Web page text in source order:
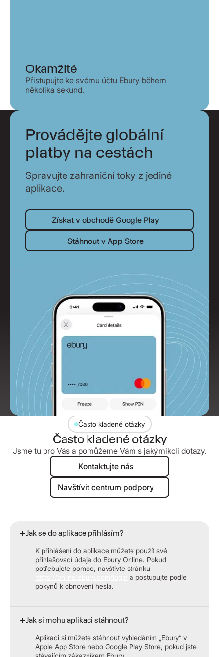
Okamžité
Přistupujte ke svému účtu Ebury během
několika sekund.
Provádějte globální
platby na cestách
Spravujte zahraniční toky z jediné
aplikace.
Získat v obchodě Google Play
Získat v obchodě Google Play
Stáhnout v App Store
Stáhnout v App Store
Často kladené otázky
Často kladené otázky
Jsme tu pro Vás a pomůžeme Vám s jakýmikoli dotazy.
Kontaktujte nás
Kontaktujte nás
Navštívit centrum podpory
Navštívit centrum podpory
Jak se do aplikace přihlásím?
K přihlášení do aplikace můžete použít své
přihlašovací údaje do Ebury Online. Pokud
potřebujete pomoc, navštivte stránku
a postupujte podle
pokynů k obnovení hesla.
Jak si mohu aplikaci stáhnout?
Aplikaci si můžete stáhnout vyhledáním „Ebury“ v
Apple App Store nebo Google Play Store, pokud jste
stávajícím zákazníkem Ebury.